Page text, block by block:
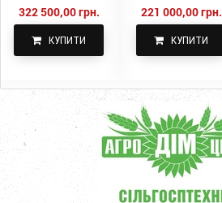
322 500,00 грн.
КУПИТИ
221 000,00 грн.
КУПИТИ